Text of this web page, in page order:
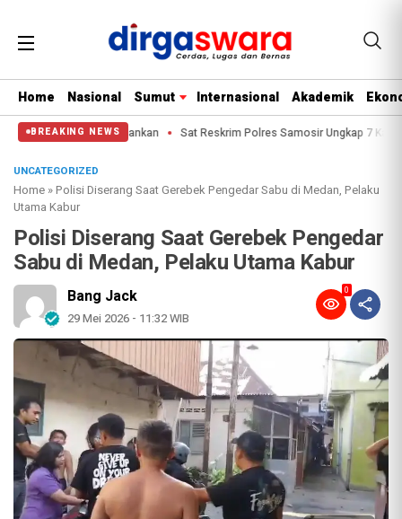
Home Nasional Sumut Internasional Akademik
BREAKING NEWS
Berhasil Diamankan Sat Reskrim Polres Samosir Ungkap 7 Kasus Jadi
UNCATEGORIZED
Home »Polisi Diserang Saat Gerebek Pengedar Sabu di Medan, Pelaku
Utama Kabur
Polisi Diserang Saat Gerebek Pengedar
Sabu di Medan, Pelaku Utama Kabur
Bang Jack
29 Mei 2026 - 11:32 WIB
0